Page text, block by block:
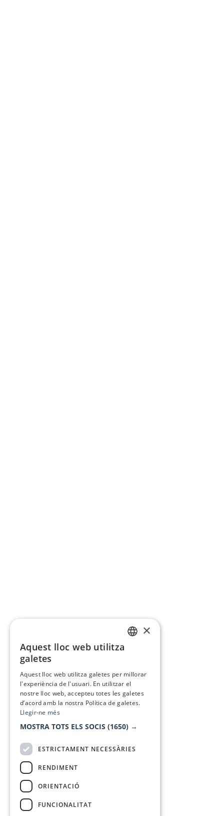
×
Aquest lloc web utilitza
galetes
Aquest lloc web utilitza galetes per millorar
l'experiència de l'usuari. En utilitzar el
nostre lloc web, accepteu totes les galetes
d’acord amb la nostra Política de galetes.
Llegir-ne més
MOSTRA TOTS ELS SOCIS (1650) →
ESTRICTAMENT NECESSÀRIES
RENDIMENT
ORIENTACIÓ
FUNCIONALITAT